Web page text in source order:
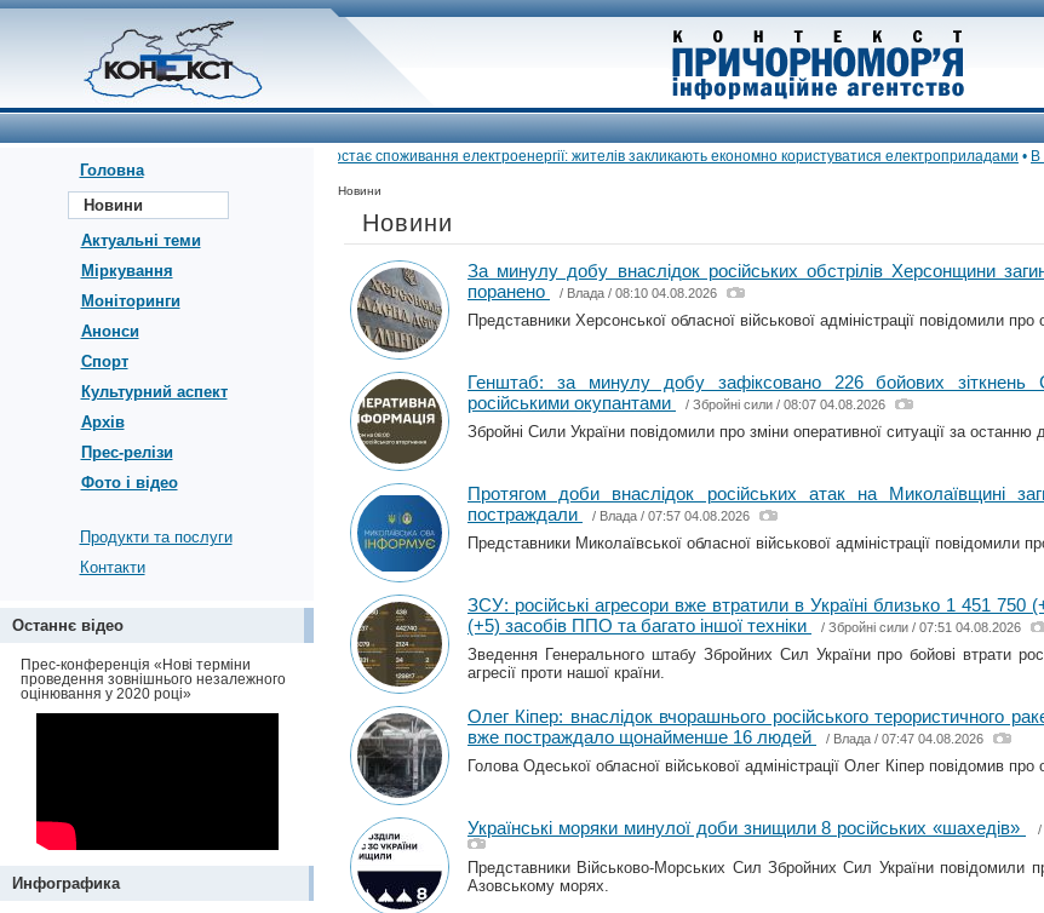
Головна
Новини
Актуальні теми
Міркування
Моніторинги
Анонси
Спорт
Культурний аспект
Архів
Прес-релізи
Фото і відео
Продукти та послуги
Контакти
Останнє відео
Прес-конференція «Нові терміни
проведення зовнішнього незалежного
оцінювання у 2020 році»
Инфографика
Через спеку зростає споживання електроенергії: жителів закликають економно користуватися електроприладами•В
Новини
Новини
За минулу добу внаслідок російських обстрілів Херсонщини
поранено
/ Влада / 08:10 04.08.2026
Представники Херсонської обласної військової адміністрації повідомили про
Генштаб: за минулу добу зафіксовано 226 бойових зіткнень
російськими окупантами
/ Збройні сили / 08:07 04.08.2026
Збройні Сили України повідомили про зміни оперативної ситуації за останню
Протягом доби внаслідок російських атак на Миколаївщині
постраждали
/ Влада / 07:57 04.08.2026
Представники Миколаївської обласної військової адміністрації повідомили
ЗСУ: російські агресори вже втратили в Україні близько 1 451 750
(+5) засобів ППО та багато іншої техніки
/ Збройні сили / 07:51 04.08.2026
Зведення Генерального штабу Збройних Сил України про бойові втрати
агресії проти нашої країни.
Олег Кіпер: внаслідок вчорашнього російського терористичного
вже постраждало щонайменше 16 людей
/ Влада / 07:47 04.08.2026
Голова Одеської обласної військової адміністрації Олег Кіпер повідомив про
Українські моряки минулої доби знищили 8 російських «шахедів» /
Представники Військово-Морських Сил Збройних Сил України повідомили
Азовському морях.